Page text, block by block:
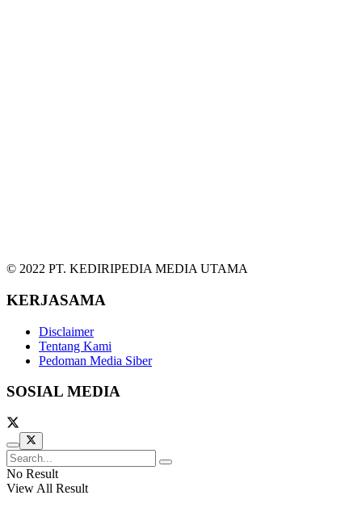
© 2022 PT. KEDIRIPEDIA MEDIA UTAMA
KERJASAMA
Disclaimer
Tentang Kami
Pedoman Media Siber
SOSIAL MEDIA
No Result
View All Result